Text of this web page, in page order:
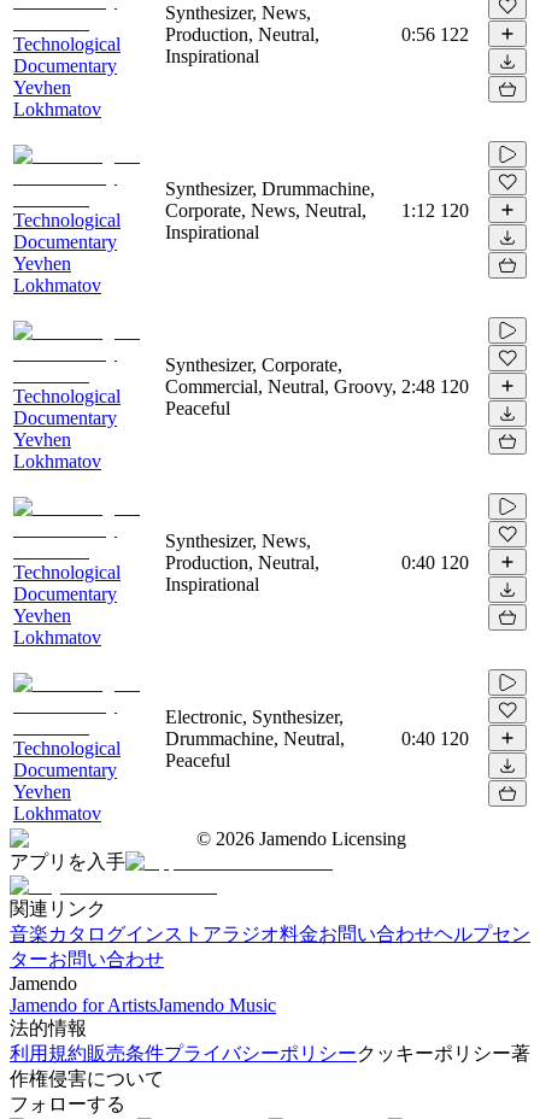
Technological
Documentary
Yevhen
Lokhmatov
Synthesizer, News,
Production, Neutral,
Inspirational
0:56 122
Technological
Documentary
Yevhen
Lokhmatov
Synthesizer, Drummachine,
Corporate, News, Neutral,
Inspirational
1:12 120
Technological
Documentary
Yevhen
Lokhmatov
Synthesizer, Corporate,
Commercial, Neutral, Groovy,
Peaceful
2:48 120
Technological
Documentary
Yevhen
Lokhmatov
Synthesizer, News,
Production, Neutral,
Inspirational
0:40 120
Technological
Documentary
Yevhen
Lokhmatov
Electronic, Synthesizer,
Drummachine, Neutral,
Peaceful
0:40 120
© 2026 Jamendo Licensing
アプリを入手
関連リンク
音楽カタログインストアラジオ料金お問い合わせヘルプセン
ターお問い合わせ
Jamendo
Jamendo for ArtistsJamendo Music
法的情報
利用規約販売条件プライバシーポリシークッキーポリシー著
作権侵害について
フォローする